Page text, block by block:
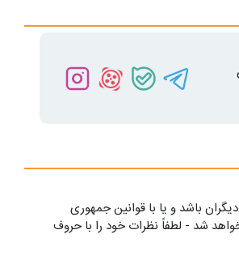
باشد و یا با قوانین جمهوری
شد - لطفاً نظرات خود را با حروف